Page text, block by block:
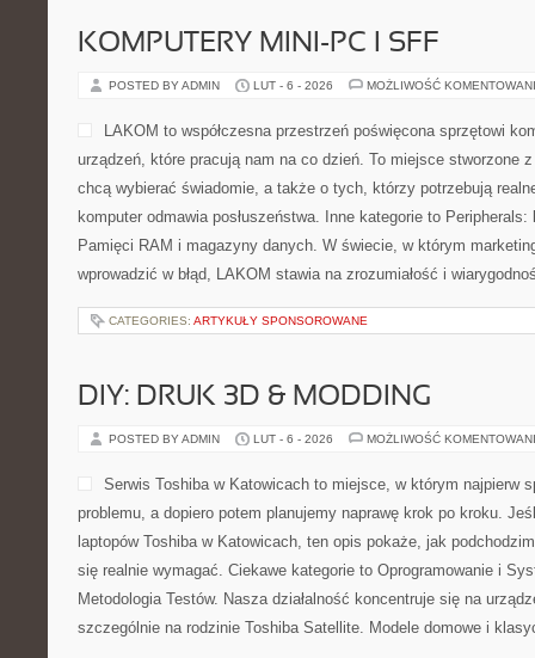
KOMPUTERY MINI-PC I SFF
POSTED BY ADMIN LUT - 6 - 2026 MOŻLIWOŚĆ
LAKOM to współczesna przestrzeń poświęcona sprzętowi
urządzeń, które pracują nam na co dzień. To miejsce stworzone
chcą wybierać świadomie, a także o tych, którzy potrzebują
komputer odmawia posłuszeństwa. Inne kategorie to
Pamięci RAM i magazyny danych. W świecie, w którym
wprowadzić w błąd, LAKOM stawia na zrozumiałość i
CATEGORIES: ARTYKUŁY SPONSOROWANE
DIY: DRUK 3D & MODDING
POSTED BY ADMIN LUT - 6 - 2026 MOŻLIWOŚĆ
Serwis Toshiba w Katowicach to miejsce, w którym najpierw
problemu, a dopiero potem planujemy naprawę krok po kroku.
laptopów Toshiba w Katowicach, ten opis pokaże, jak
się realnie wymagać. Ciekawe kategorie to Oprogramowanie i
Metodologia Testów. Nasza działalność koncentruje się na
szczególnie na rodzinie Toshiba Satellite. Modele domowe i